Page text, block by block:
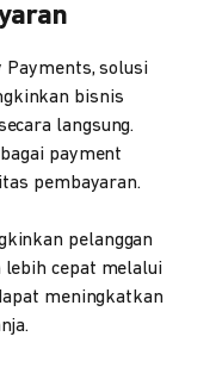
Payments, solusi
bisnis
langsung.
payment
pembayaran.
pelanggan
lebih cepat melalui
meningkatkan